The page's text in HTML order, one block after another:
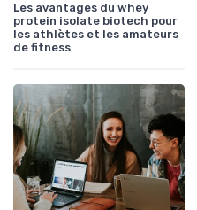
Les avantages du whey
protein isolate biotech pour
les athlètes et les amateurs
de fitness